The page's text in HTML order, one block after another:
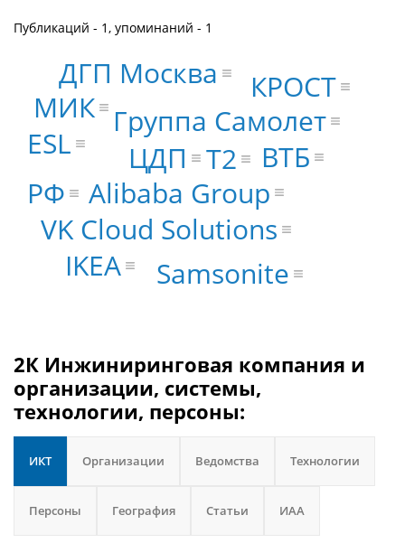
Публикаций - 1, упоминаний - 1
Alibaba Group
Т2
VK Cloud Solutions
Группа Самолет
ЦДП
IKEA
ВТБ
Samsonite
КРОСТ
МИК
ДГП Москва
ESL
РФ
2К Инжиниринговая компания и
организации, системы,
технологии, персоны:
ИКТ Организации Ведомства Технологии
Персоны География Статьи ИАА